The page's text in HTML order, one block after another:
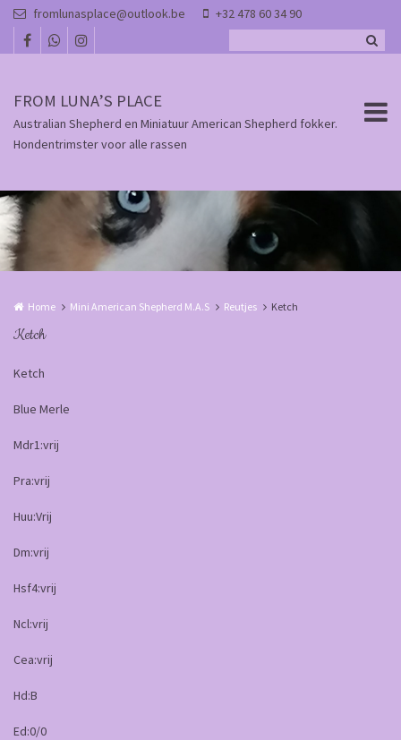
Overslaan en naar de inhoud gaan
fromlunasplace@outlook.be +32 478 60 34 90
FROM LUNA’S PLACE
Australian Shepherd en Miniatuur American Shepherd fokker.
Hondentrimster voor alle rassen
Home Mini American Shepherd M.A.S Reutjes Ketch
Ketch
Ketch
Blue Merle
Mdr1:vrij
Pra:vrij
Huu:Vrij
Dm:vrij
Hsf4:vrij
Ncl:vrij
Cea:vrij
Hd:B
Ed:0/0